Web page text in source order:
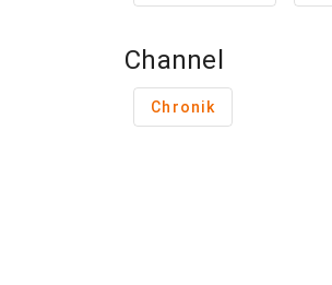
Channel
Chronik